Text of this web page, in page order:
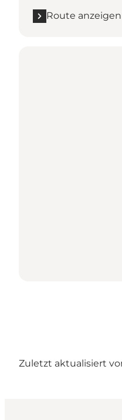
Route anzeigen
Zuletzt aktualisiert